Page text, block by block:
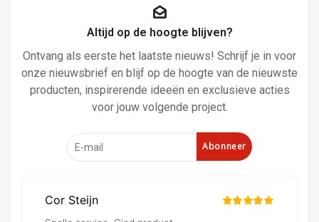
Altijd op de hoogte blijven?
Ontvang als eerste het laatste nieuws! Schrijf je in voor
onze nieuwsbrief en blijf op de hoogte van de nieuwste
producten, inspirerende ideeën en exclusieve acties
voor jouw volgende project.
Abonneer